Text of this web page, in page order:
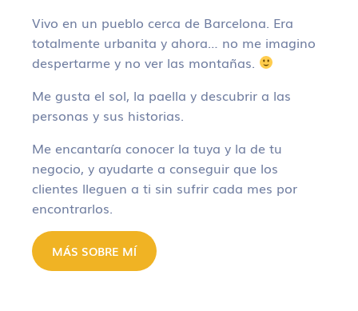
Vivo en un pueblo cerca de Barcelona. Era
totalmente urbanita y ahora… no me imagino
despertarme y no ver las montañas.
Me gusta el sol, la paella y descubrir a las
personas y sus historias.
Me encantaría conocer la tuya y la de tu
negocio, y ayudarte a conseguir que los
clientes lleguen a ti sin sufrir cada mes por
encontrarlos.
MÁS SOBRE MÍ